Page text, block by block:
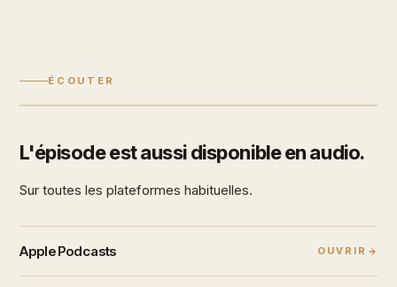
ÉCOUTER
L'épisode est aussi disponible en audio.
Sur toutes les plateformes habituelles.
Apple Podcasts OUVRIR